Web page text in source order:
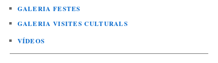
GALERIA FESTES
GALERIA VISITES CULTURALS
VÍDEOS